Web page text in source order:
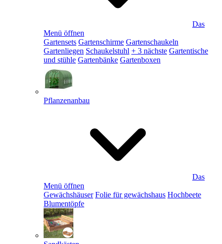
Das
Menü öffnen
Gartensets Gartenschirme Gartenschaukeln
Gartenliegen Schaukelstuhl + 3 nächste Gartentische
und stühle Gartenbänke Gartenboxen
Pflanzenanbau
Das
Menü öffnen
Gewächshäuser Folie für gewächshaus Hochbeete
Blumentöpfe